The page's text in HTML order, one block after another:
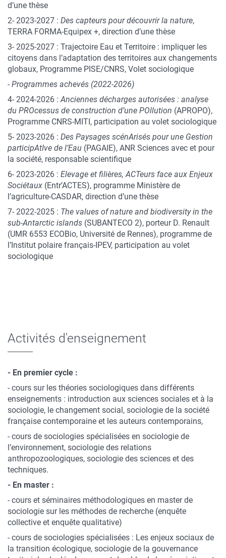
d’une thèse
2- 2023-2027 : Des capteurs pour découvrir la nature,
TERRA FORMA-Equipex +, direction d’une thèse
3- 2025-2027 : Trajectoire Eau et Territoire : impliquer les
citoyens dans l’adaptation des territoires aux changements
globaux, Programme PISE/CNRS, Volet sociologique
- Programmes achevés (2022-2026)
4- 2024-2026 :Anciennes décharges autorisées : analyse
du PROcessus de construction d’une POllution (APROPO),
Programme CNRS-MITI, participation au volet sociologique
5- 2023-2026 : Des Paysages scénArisés pour une Gestion
participAtIve de l’Eau (PAGAIE), ANR Sciences avec et pour
la société, responsable scientifique
6- 2023-2026 : Elevage et filières, ACTeurs face aux Enjeux
Sociétaux (Entr’ACTES), programme Ministère de
l’agriculture-CASDAR, direction d’une thèse
7- 2022-2025 : The values of nature and biodiversity in the
sub-Antarctic islands (SUBANTECO 2), porteur D. Renault
(UMR 6553 ECOBio, Université de Rennes), programme de
l’Institut polaire français-IPEV, participation au volet
sociologique
Activités d'enseignement
- En premier cycle :
- cours sur les théories sociologiques dans différents
enseignements : introduction aux sciences sociales et à la
sociologie, le changement social, sociologie de la société
française contemporaine et les auteurs contemporains,
- cours de sociologies spécialisées en sociologie de
l’environnement, sociologie des relations
anthropozoologiques, sociologie des sciences et des
techniques.
- En master :
- cours et séminaires méthodologiques en master de
sociologie sur les méthodes de recherche (enquête
collective et enquête qualitative)
- cours de sociologies spécialisées : Les enjeux sociaux de
la transition écologique, sociologie de la gouvernance